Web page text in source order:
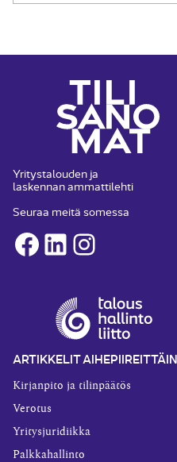
Yritystalouden ja
laskennan ammattilehti
Seuraa meitä somessa
Facebook
LinkedInInstagram
ARTIKKELIT AIHEPIIREITTÄIN
Kirjanpito ja tilinpäätös
Verotus
Yritysjuridiikka
Palkkahallinto